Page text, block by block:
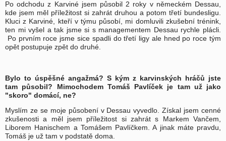
Po odchodu z Karviné jsem působil 2 roky v německém Dessau,
kde jsem měl příležitost si zahrát druhou a potom třetí bundesligu.
Kluci z Karviné, kteří v týmu působí, mi domluvili zkušební trénink,
ten mi vyšel a tak jsme si s managementem Dessau rychle plácli.
Po prvním roce jsme sice spadli do třetí ligy ale hned po roce tým
opět postupuje zpět do druhé.
Bylo to úspěšné angažmá? S kým z karvinských hráčů jste
tam působil? Mimochodem Tomáš Pavlíček je tam už jako
"skoro" domácí, ne?
Myslím ze se moje působení v Dessau vyvedlo. Získal jsem cenné
zkušenosti a měl jsem příležitost si zahrát s Markem Vančem,
Liborem Hanischem a Tomášem Pavlíčkem. A jinak máte pravdu,
Tomáš je už tam v podstatě doma.